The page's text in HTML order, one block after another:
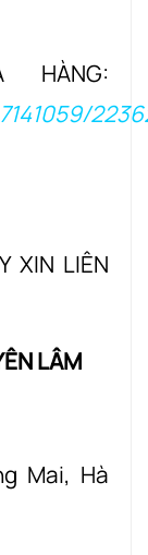
HÀNG:
XIN LIÊN
LÂM
Mai, Hà